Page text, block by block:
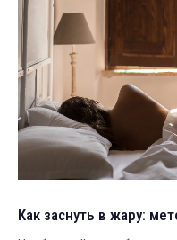
Как заснуть в жару: